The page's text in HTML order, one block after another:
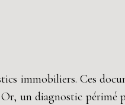
immobiliers. Ces
un diagnostic périmé